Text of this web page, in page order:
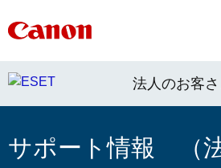
法人のお客さ
サポート情報 （